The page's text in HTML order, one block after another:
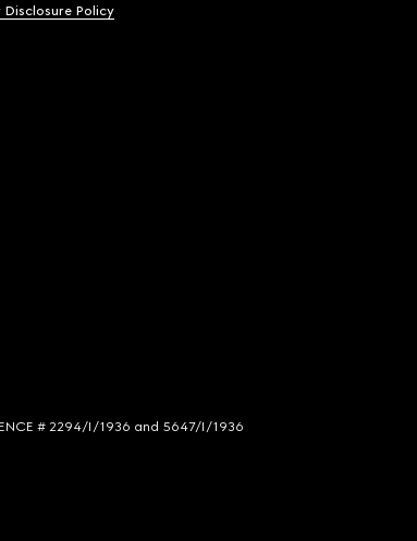
Policy
# 2294/I/1936 and 5647/I/1936